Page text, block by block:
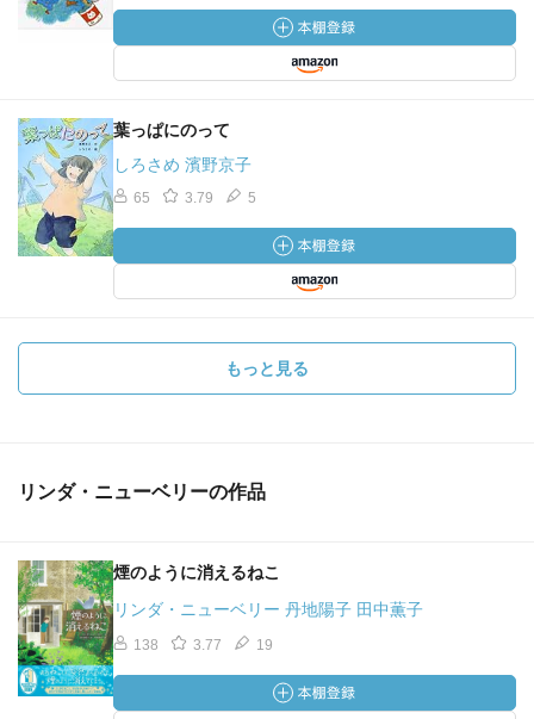
葉っぱにのって
しろさめ 濱野京子
65 3.79 5
もっと見る
リンダ・ニューベリーの作品
煙のように消えるねこ
リンダ・ニューベリー 丹地陽子 田中薫子
138 3.77 19